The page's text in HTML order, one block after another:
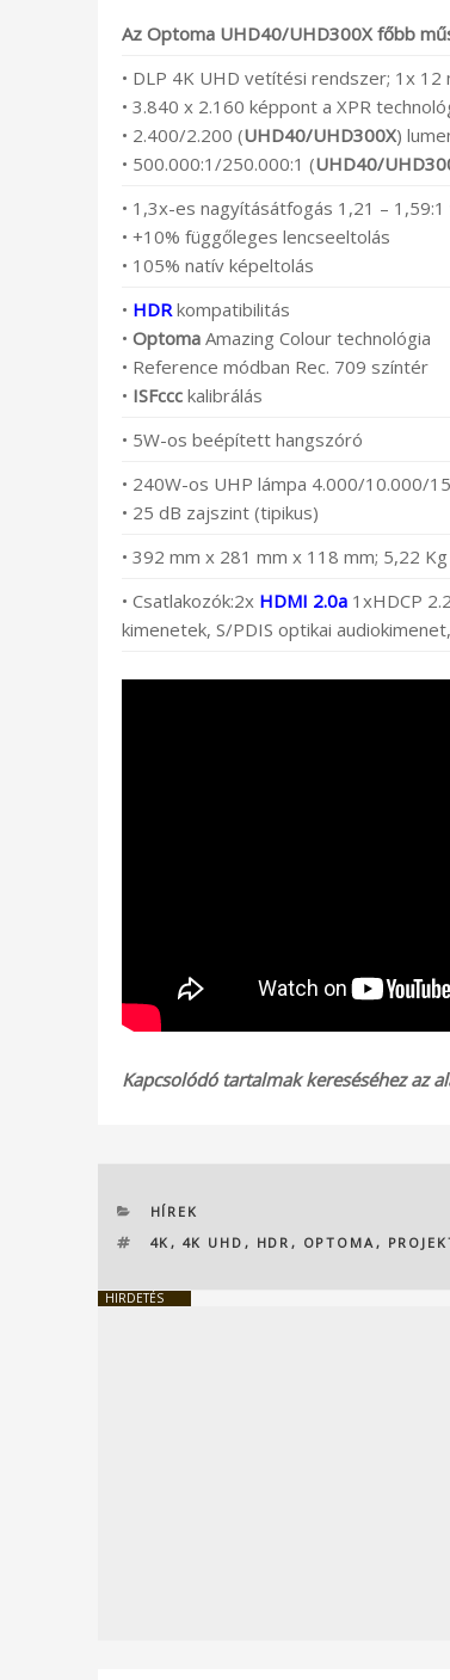
Az Optoma UHD40/UHD300X főbb
• DLP 4K UHD vetítési rendszer; 1x 12
• 3.840 x 2.160 képpont a XPR
• 2.400/2.200 (UHD40/UHD300X)
• 500.000:1/250.000:1 (UHD40/
• 1,3x-es nagyításátfogás 1,21 –
• +10% függőleges lencseeltolás
• 105% natív képeltolás
• HDRkompatibilitás
• Optoma Amazing Colour technológia
• Reference módban Rec. 709 színtér
• ISFccc kalibrálás
• 5W-os beépített hangszóró
• 240W-os UHP lámpa 4.000/10.000/
• 25 dB zajszint (tipikus)
• 392 mm x 281 mm x 118 mm; 5,22 Kg
• Csatlakozók:2x HDMI 2.0a 1xHDCP
kimenetek, S/PDIS optikai
Kapcsolódó tartalmak kereséséhez az
KATEGÓRIÁK
HÍREK
CÍMKÉK
4K , 4K UHD , HDR , OPTOMA ,
HIRDETÉS